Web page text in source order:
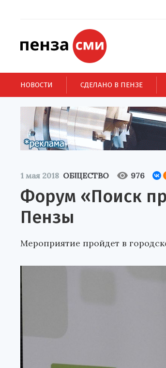
НОВОСТИ СДЕЛАНО В ПЕНЗЕ
1 мая 2018 ОБЩЕСТВО 976
Форум «Поиск
Пензы
Мероприятие пройдет в